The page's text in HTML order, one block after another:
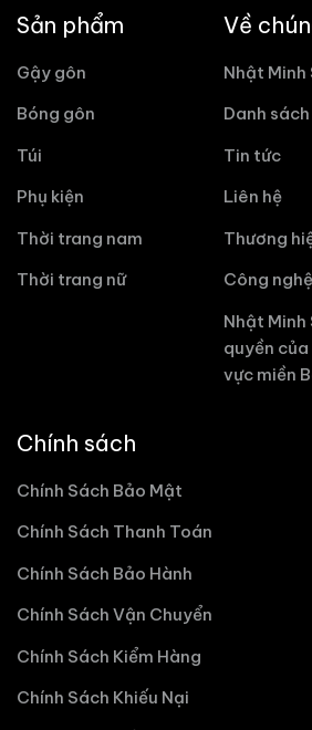
Sản phẩm
Gậy gôn
Bóng gôn
Túi
Phụ kiện
Thời trang nam
Thời trang nữ
Về
Nhật
Danh
Tin tức
Liên hệ
Thương
Công
Nhật
quyền
vực miền
Chính sách
Chính Sách Bảo Mật
Chính Sách Thanh Toán
Chính Sách Bảo Hành
Chính Sách Vận Chuyển
Chính Sách Kiểm Hàng
Chính Sách Khiếu Nại